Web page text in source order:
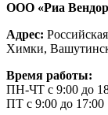
ООО «Риа
Адрес:
Химки,
Время работы:
ПН-ЧТ с 9:00 до
ПТ с 9:00 до 17:00